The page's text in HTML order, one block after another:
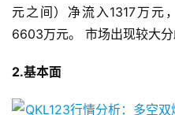
元之间）净流入1317万元
6603万元。 市场出现较大分
2.基本面